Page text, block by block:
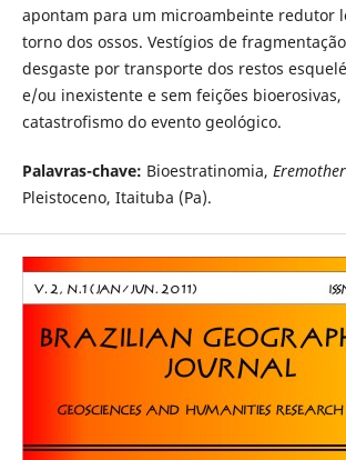
apontam para um microambeinte redutor
torno dos ossos. Vestígios de
desgaste por transporte dos restos
e/ou inexistente e sem feições
catastrofismo do evento geológico.
Palavras-chave: Bioestratinomia,
Pleistoceno, Itaituba (Pa).